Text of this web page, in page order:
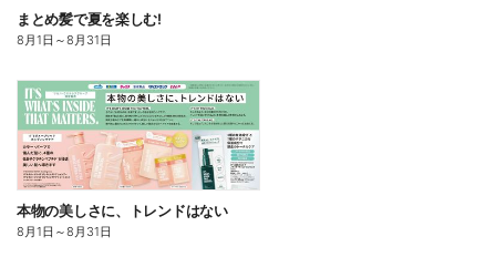
まとめ髪で夏を楽しむ!
8月1日 ～8月31日
本物の美しさに、トレンドはない
8月1日 ～8月31日